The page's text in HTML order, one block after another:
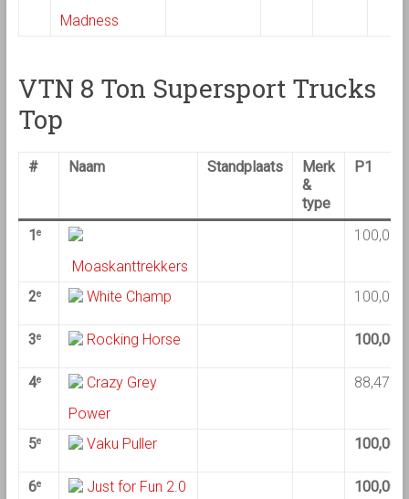
Madness
VTN 8 Ton Supersport Trucks
Top
# Naam Standplaats
Merk
&
type
P1
1 e
Moaskanttrekkers
100,00
2e White Champ 100,00
3e Rocking Horse 100,00
4e
Crazy Grey
Power
88,47
5e Vaku Puller 100,00
6e Just for Fun 2.0 100,00